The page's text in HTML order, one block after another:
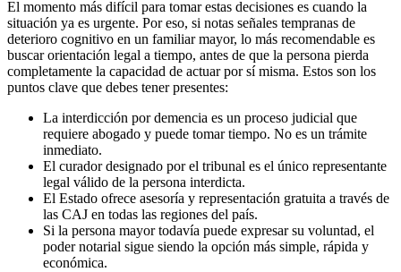
El momento más difícil para tomar estas decisiones es cuando la
situación ya es urgente. Por eso, si notas señales tempranas de
deterioro cognitivo en un familiar mayor, lo más recomendable es
buscar orientación legal a tiempo, antes de que la persona pierda
completamente la capacidad de actuar por sí misma. Estos son los
puntos clave que debes tener presentes:
La interdicción por demencia es un proceso judicial que
requiere abogado y puede tomar tiempo. No es un trámite
inmediato.
El curador designado por el tribunal es el único representante
legal válido de la persona interdicta.
El Estado ofrece asesoría y representación gratuita a través de
las CAJ en todas las regiones del país.
Si la persona mayor todavía puede expresar su voluntad, el
poder notarial sigue siendo la opción más simple, rápida y
económica.